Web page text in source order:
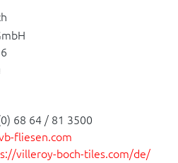
68 64 / 81 3500
fliesen.com
villeroy-boch-tiles.com/de/